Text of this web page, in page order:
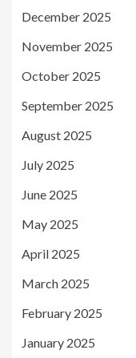
December 2025
November 2025
October 2025
September 2025
August 2025
July 2025
June 2025
May 2025
April 2025
March 2025
February 2025
January 2025